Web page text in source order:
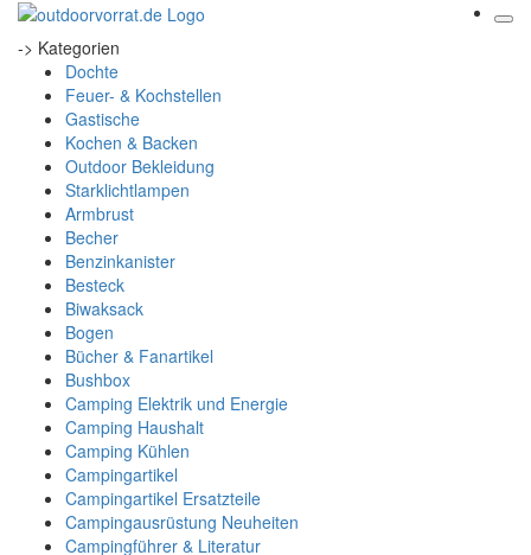
-> Kategorien
Dochte
Feuer- & Kochstellen
Gastische
Kochen & Backen
Outdoor Bekleidung
Starklichtlampen
Armbrust
Becher
Benzinkanister
Besteck
Biwaksack
Bogen
Bücher & Fanartikel
Bushbox
Camping Elektrik und Energie
Camping Haushalt
Camping Kühlen
Campingartikel
Campingartikel Ersatzteile
Campingausrüstung Neuheiten
Campingführer & Literatur